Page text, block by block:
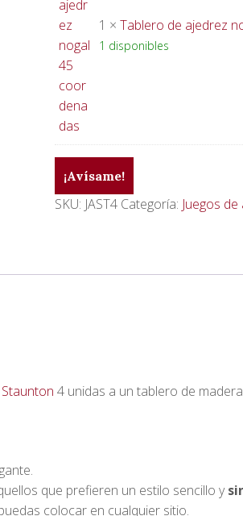
1 ×Tablero de ajedrez
1 disponibles
¡Avísame!
SKU: JAST4 Categoría: Juegos
Staunton 4 unidas a un tablero de
que prefieren un estilo sencillo y
colocar en cualquier sitio.